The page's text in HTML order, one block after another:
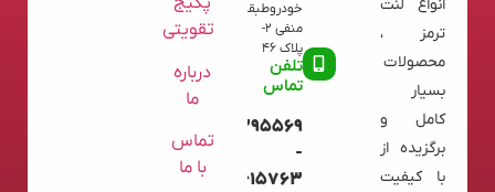
انواع لنت
ترمز ،
محصولات
بسیار
کامل و
برگزیده از
با کیفیت
خودروطبقه
منفی 2-
پلاک 46
تلفن
تماس
09120395569
-
02136615763
تقویتی
درباره
ما
تماس
با ما